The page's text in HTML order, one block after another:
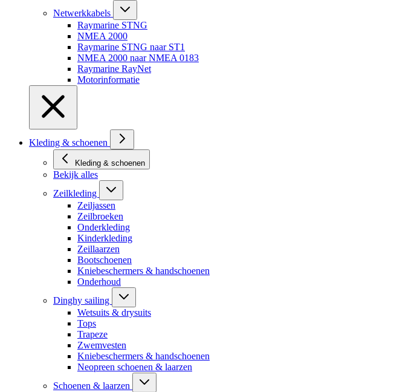
Netwerkkabels
Raymarine STNG
NMEA 2000
Raymarine STNG naar ST1
NMEA 2000 naar NMEA 0183
Raymarine RayNet
Motorinformatie
Kleding & schoenen
Kleding & schoenen
Bekijk alles
Zeilkleding
Zeiljassen
Zeilbroeken
Onderkleding
Kinderkleding
Zeillaarzen
Bootschoenen
Kniebeschermers & handschoenen
Onderhoud
Dinghy sailing
Wetsuits & drysuits
Tops
Trapeze
Zwemvesten
Kniebeschermers & handschoenen
Neopreen schoenen & laarzen
Schoenen & laarzen